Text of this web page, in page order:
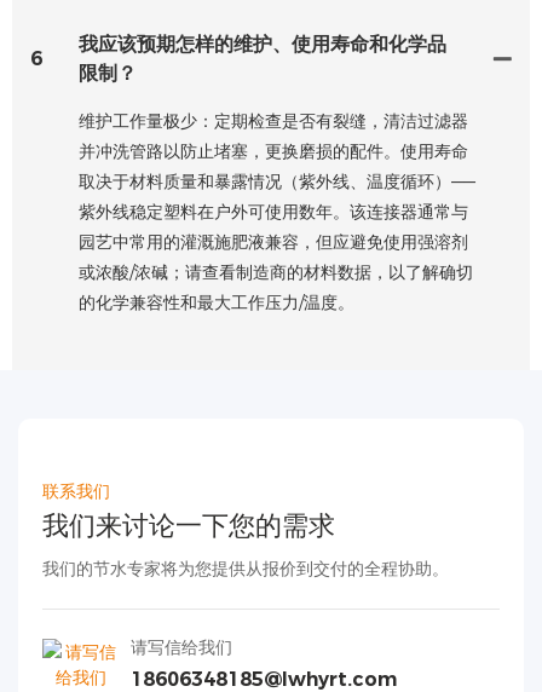
6
我应该预期怎样的维护、使用寿命和化学品
限制？
维护工作量极少：定期检查是否有裂缝，清洁过滤器
并冲洗管路以防止堵塞，更换磨损的配件。使用寿命
取决于材料质量和暴露情况（紫外线、温度循环）——
紫外线稳定塑料在户外可使用数年。该连接器通常与
园艺中常用的灌溉施肥液兼容，但应避免使用强溶剂
或浓酸/浓碱；请查看制造商的材料数据，以了解确切
的化学兼容性和最大工作压力/温度。
联系我们
我们来讨论一下您的需求
我们的节水专家将为您提供从报价到交付的全程协助。
请写信给我们
18606348185@lwhyrt.com